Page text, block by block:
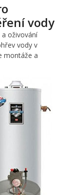
vody
oživování
vody v
montáže a